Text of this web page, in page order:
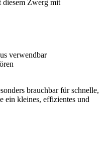
diesem Zwerg mit
verwendbar
brauchbar für schnelle,
ein kleines, effizientes und